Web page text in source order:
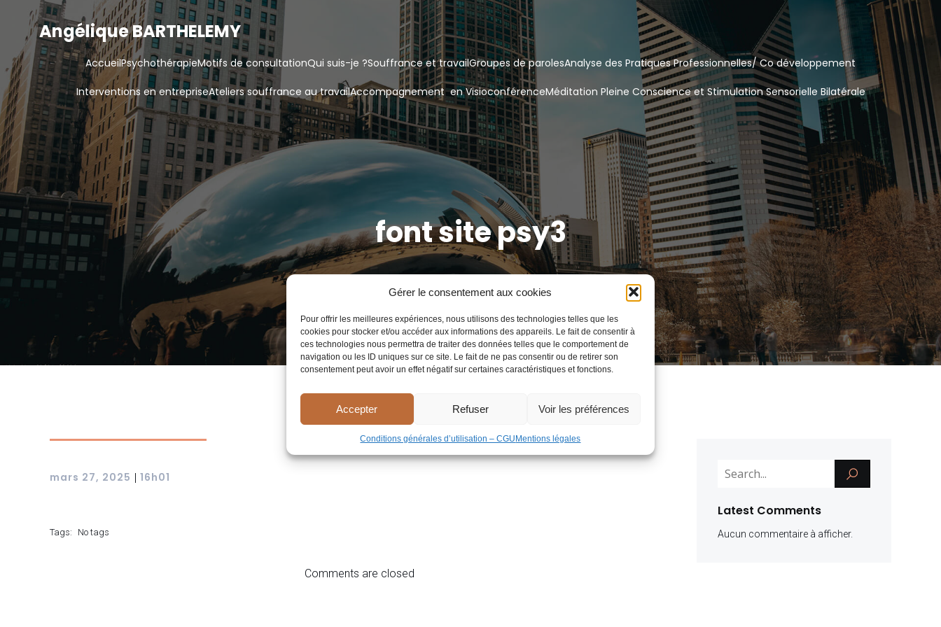
Gérer le consentement aux cookies
Pour offrir les meilleures expériences, nous utilisons des technologies telles que les
cookies pour stocker et/ou accéder aux informations des appareils. Le fait de consentir à
ces technologies nous permettra de traiter des données telles que le comportement de
navigation ou les ID uniques sur ce site. Le fait de ne pas consentir ou de retirer son
consentement peut avoir un effet négatif sur certaines caractéristiques et fonctions.
Accepter Refuser Voir les préférences
Conditions générales d’utilisation – CGU Mentions légales
Angélique BARTHELEMY
AccueilPsychothérapieMotifs de consultationQui suis-je ?Souffrance et travailGroupes de parolesAnalyse des Pratiques Professionnelles/ Co développement
Interventions en entrepriseAteliers souffrance au travailAccompagnement  en VisioconférenceMéditation Pleine Conscience et Stimulation Sensorielle Bilatérale
font site psy3
mars 27, 2025 | 16h01
Tags: No tags
Comments are closed
Latest Comments
Aucun commentaire à afficher.